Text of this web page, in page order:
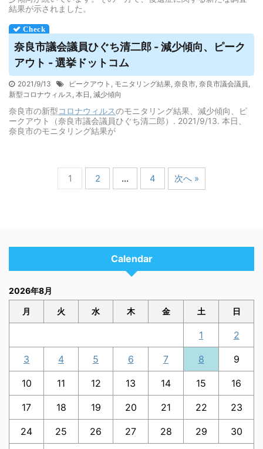
結果が示されました。
奈良市議会議員ひぐち清二郎 - 減少傾向、ピーク
アウト - 選挙ドットコム
2021/9/13 ピークアウト , モニタリング結果, 奈良市, 奈良市議会議員,
新型コロナウィルス, 本日 , 減少傾向
奈良市の新型コロナウィルスのモニタリング結果、減少傾向、ピ
ークアウト（奈良市議会議員ひぐち清二郎）. 2021/9/13. 本日、
奈良市のモニタリング結果が
1 2 … 4 次へ »
Calendar
2026年8月
月 火 水 木 金 土 日
1 2
3 4 5 6 7 8 9
10 11 12 13 14 15 16
17 18 19 20 21 22 23
24 25 26 27 28 29 30